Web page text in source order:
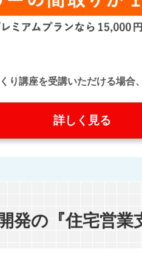
り講座を受講いただける場合
詳しく見る
発の『住宅営業